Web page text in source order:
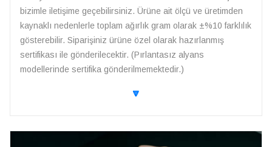
bizimle iletişime geçebilirsiniz. Ürüne ait ölçü ve üretimden
kaynaklı nedenlerle toplam ağırlık gram olarak ±%10 farklılık
gösterebilir. Siparişiniz ürüne özel olarak hazırlanmış
sertifikası ile gönderilecektir. (Pırlantasız alyans
modellerinde sertifika gönderilmemektedir.)
🔽